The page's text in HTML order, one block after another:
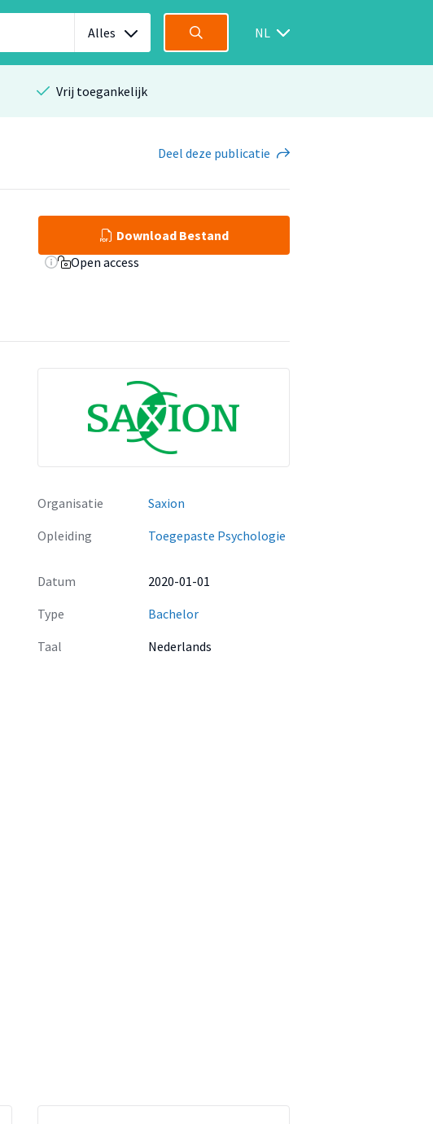
Alles NL
Vrij toegankelijk
Deel deze publicatie
Download Bestand
Open access
Organisatie
Saxion
Opleiding
Toegepaste Psychologie
Datum
2020-01-01
Type
Bachelor
Taal
Nederlands